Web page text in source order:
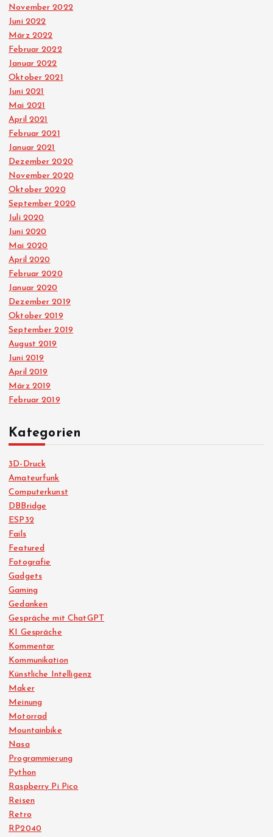
November 2022
Juni 2022
März 2022
Februar 2022
Januar 2022
Oktober 2021
Juni 2021
Mai 2021
April 2021
Februar 2021
Januar 2021
Dezember 2020
November 2020
Oktober 2020
September 2020
Juli 2020
Juni 2020
Mai 2020
April 2020
Februar 2020
Januar 2020
Dezember 2019
Oktober 2019
September 2019
August 2019
Juni 2019
April 2019
März 2019
Februar 2019
Kategorien
3D-Druck
Amateurfunk
Computerkunst
DBBridge
ESP32
Fails
Featured
Fotografie
Gadgets
Gaming
Gedanken
Gespräche mit ChatGPT
KI Gespräche
Kommentar
Kommunikation
Künstliche Intelligenz
Maker
Meinung
Motorrad
Mountainbike
Nasa
Programmierung
Python
Raspberry Pi Pico
Reisen
Retro
RP2040